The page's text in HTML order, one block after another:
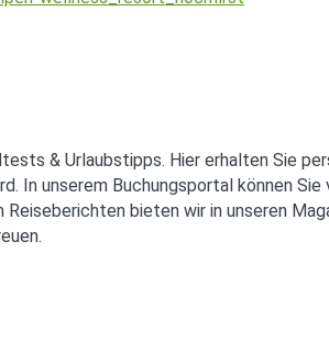
& Urlaubstipps. Hier erhalten Sie
In unserem Buchungsportal können
bieten wir in unseren